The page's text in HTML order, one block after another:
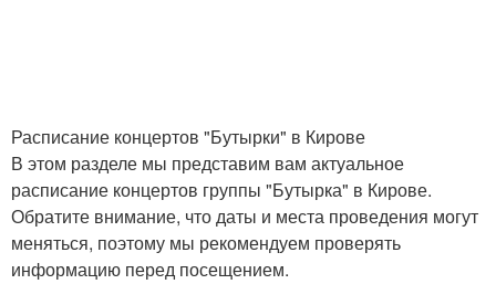
Расписание концертов "Бутырки" в Кирове
В этом разделе мы представим вам актуальное
расписание концертов группы "Бутырка" в Кирове.
Обратите внимание, что даты и места проведения могут
меняться, поэтому мы рекомендуем проверять
информацию перед посещением.